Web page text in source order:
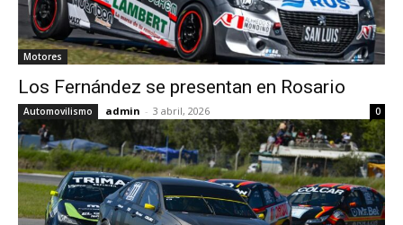
Motores
Los Fernández se presentan en Rosario
Automovilismo admin - 3 abril, 2026 0